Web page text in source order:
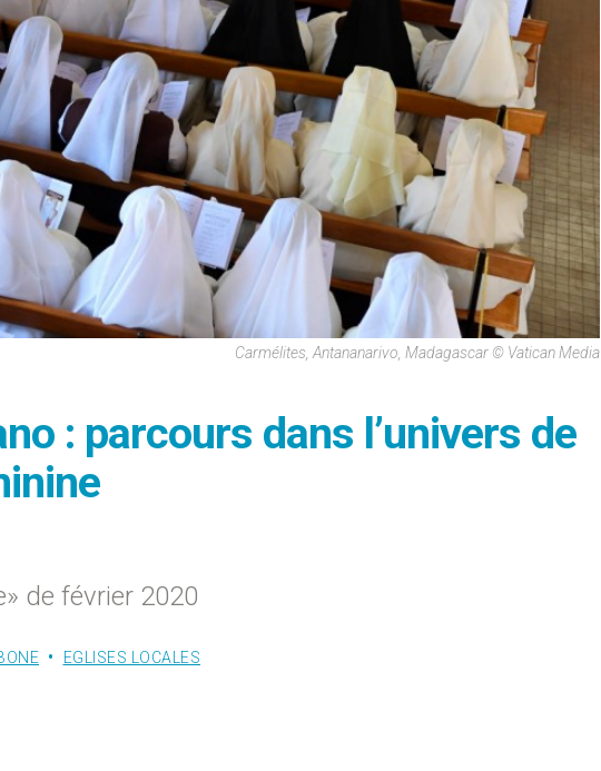
Carmélites, Antananarivo, Madagascar © Vatican Media
: parcours dans l’univers de
de février 2020
EGLISES LOCALES